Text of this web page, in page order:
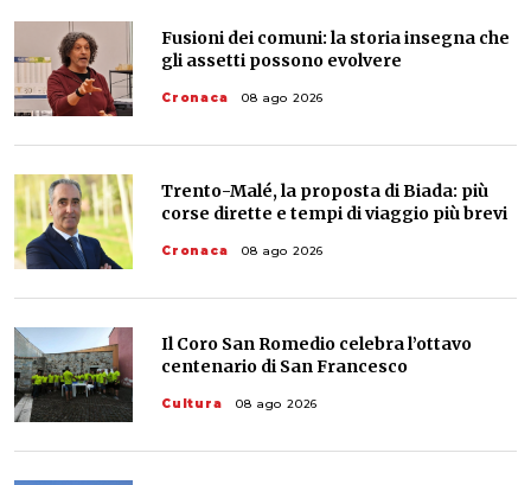
Fusioni dei comuni: la storia insegna che
gli assetti possono evolvere
Cronaca 08 ago 2026
Trento-Malé, la proposta di Biada: più
corse dirette e tempi di viaggio più brevi
Cronaca 08 ago 2026
Il Coro San Romedio celebra l’ottavo
centenario di San Francesco
Cultura 08 ago 2026